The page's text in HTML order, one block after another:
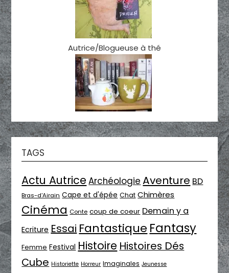
Autrice/Blogueuse à thé
TAGS
Actu Autrice Archéologie Aventure BD
Bras-d'Airain Cape et d'épée Chat Chimères
Cinéma Conte coup de coeur Demain y a
Ecriture Essai Fantastique Fantasy
Femme Festival Histoire Histoires Dés
Cube Historiette Horreur Imaginales Jeunesse